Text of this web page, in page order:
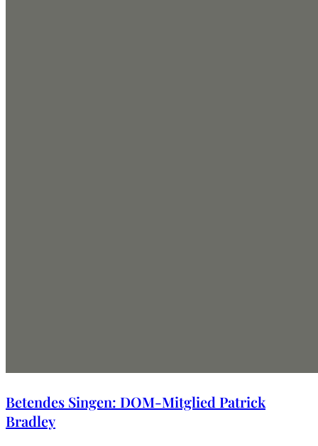
Betendes Singen: DOM-Mitglied Patrick
Bradley